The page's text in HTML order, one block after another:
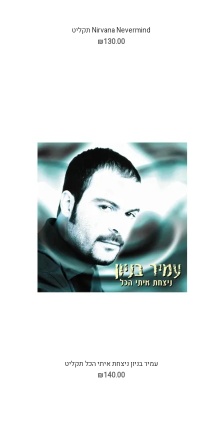
Nirvana Nevermind תקליט
₪130.00
עמיר בניון ניצחת איתי הכל תקליט
₪140.00